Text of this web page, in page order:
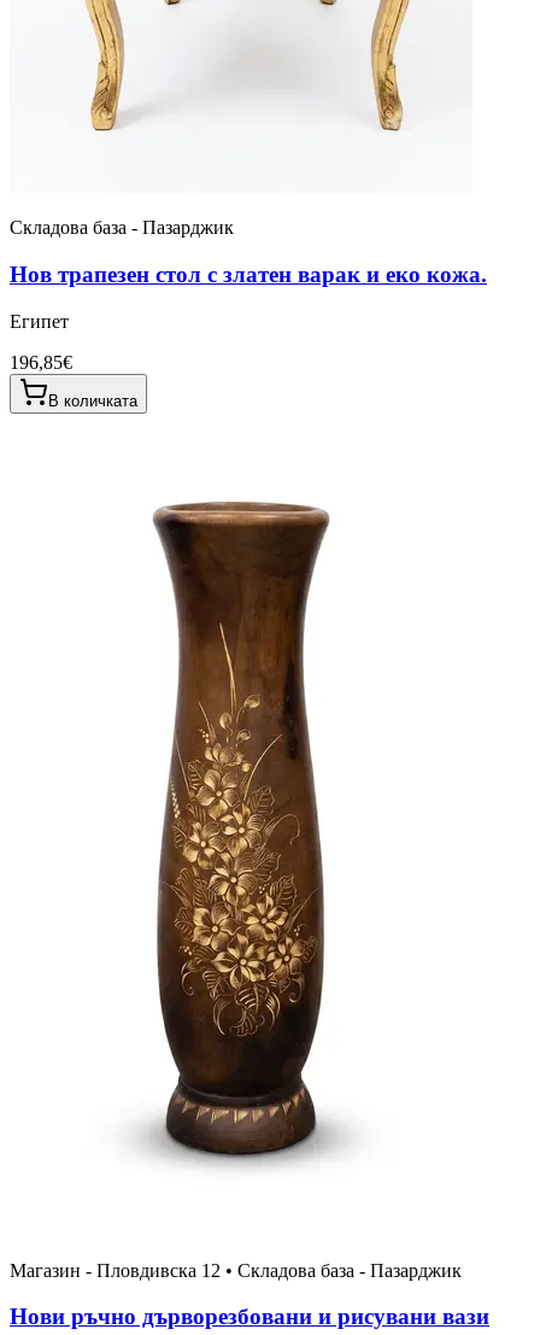
Складова база - Пазарджик
Нов трапезен стол с златен варак и еко кожа.
Египет
196,85€
В количката
Магазин - Пловдивска 12 • Складова база - Пазарджик
Нови ръчно дърворезбовани и рисувани вази